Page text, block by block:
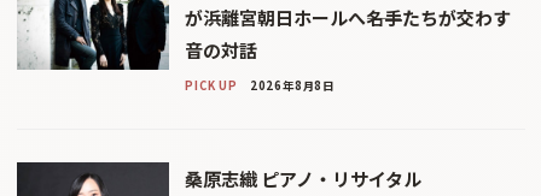
が浜離宮朝日ホールへ――名手たちが交わす
音の対話
PICK UP 2026年8月8日
桑原志織 ピアノ・リサイタル